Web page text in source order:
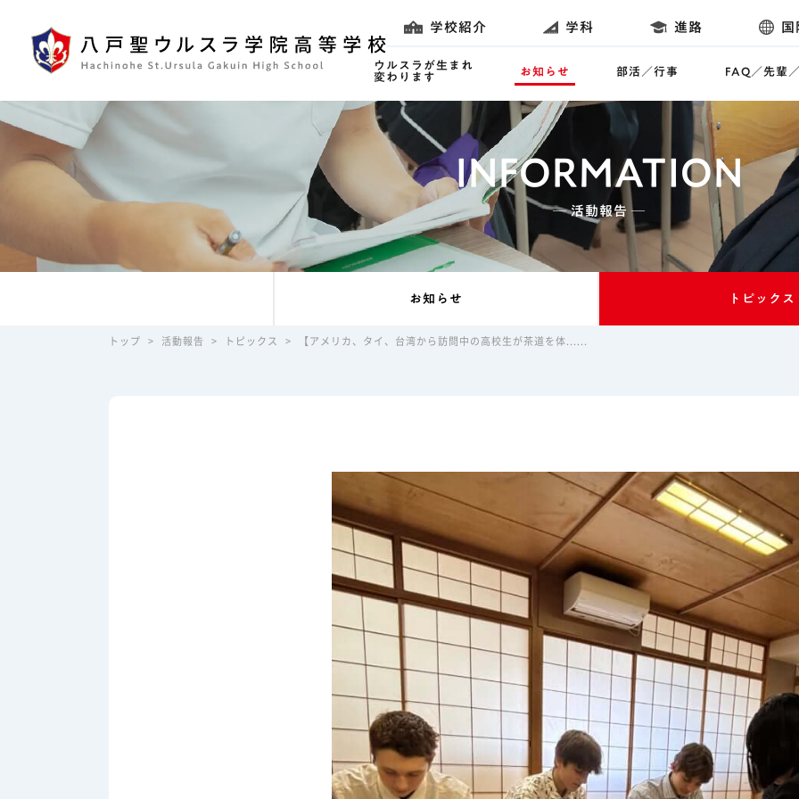
学校紹介 学科 進路
ウルスラが生まれ
変わります
お知らせ 部活／行事 FAQ／先輩
INFORMATION
─ 活動報告 ─
お知らせ トピックス
トップ > 活動報告 > トピックス > 【アメリカ、タイ、台湾から訪問中の高校生が茶道を体......